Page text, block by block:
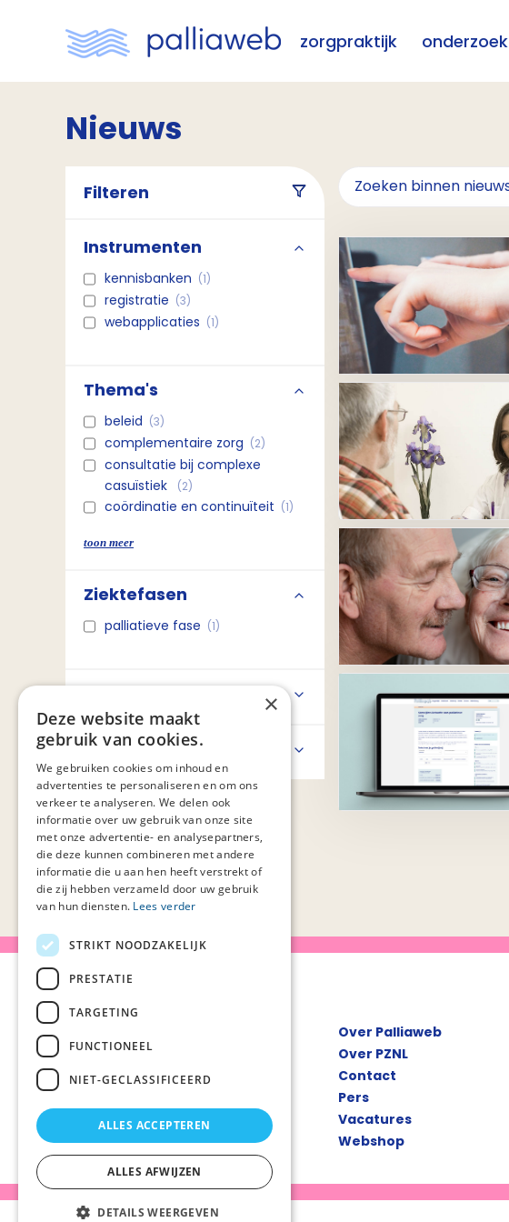
zorgpraktijk onderzoek
Nieuws
Filteren
Instrumenten
kennisbanken (1)
registratie (3)
webapplicaties (1)
Thema's
beleid (3)
complementaire zorg (2)
consultatie bij complexe
casuïstiek
(2)
coördinatie en continuïteit (1)
delier in de palliatieve fase
hik in de palliatieve fase
hospicezorg
hulpmiddelen palliatieve
kerncijfers palliatieve zorg
kinderen van ernstige zieke
ouders (kiezo) (1)
kinderpalliatieve zorg (1)
kwaliteit van leven: wat vindt
de patiënt belangrijk?
kwaliteitskader palliatieve zorg
nederland (3)
leren en verbeteren in de
palliatieve zorg (levepz)
mantelzorgondersteuning in de
palliatieve fase
meetinstrumenten
meten van de kwaliteit van
nationaal programma
palliatieve zorg ii (nppz ii)
netwerken palliatieve zorg
netwerkevaluatie (3)
nieuws (1)
onderwijs en opleiden
palliatieve zorg (1)
toon meer
Ziektefasen
palliatieve fase (1)
Zorgverleners
Zorgvragers
Over Palliaweb
Over PZNL
Contact
Pers
Vacatures
Webshop
×
Deze website maakt
gebruik van cookies.
We gebruiken cookies om inhoud en
advertenties te personaliseren en om ons
verkeer te analyseren. We delen ook
informatie over uw gebruik van onze site
met onze advertentie- en analysepartners,
die deze kunnen combineren met andere
informatie die u aan hen heeft verstrekt of
die zij hebben verzameld door uw gebruik
van hun diensten. Lees verder
STRIKT NOODZAKELIJK
PRESTATIE
TARGETING
FUNCTIONEEL
NIET-GECLASSIFICEERD
ALLES ACCEPTEREN
ALLES AFWIJZEN
DETAILS WEERGEVEN